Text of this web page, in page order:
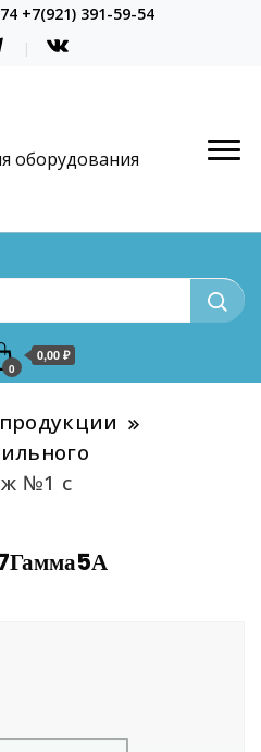
+7(921) 391-59-54
оборудования
0
0,00 ₽
№1 с